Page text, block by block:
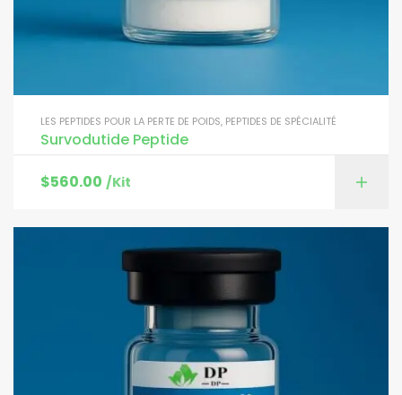
LES PEPTIDES POUR LA PERTE DE POIDS, PEPTIDES DE SPÉCIALITÉ
Survodutide Peptide
$560.00 /Kit